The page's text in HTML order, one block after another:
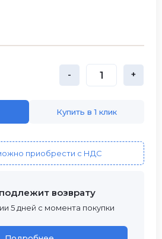
- +
Купить в 1 клик
приобрести с НДС
возврату
5 дней с момента покупки